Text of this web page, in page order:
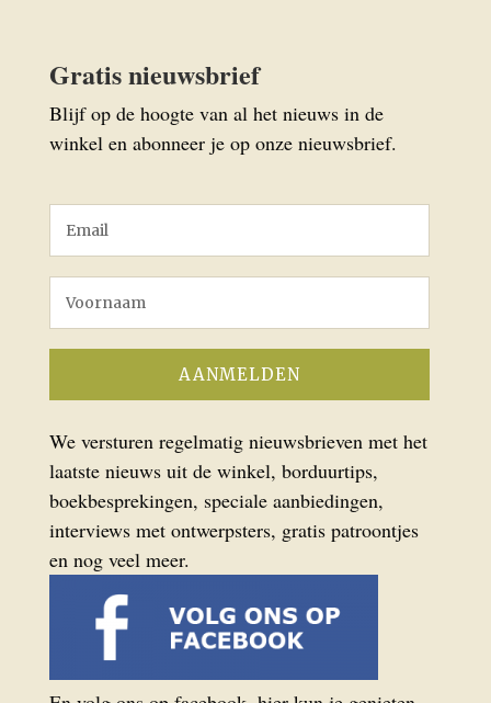
Gratis nieuwsbrief
Blijf op de hoogte van al het nieuws in de
winkel en abonneer je op onze nieuwsbrief.
We versturen regelmatig nieuwsbrieven met het
laatste nieuws uit de winkel, borduurtips,
boekbesprekingen, speciale aanbiedingen,
interviews met ontwerpsters, gratis patroontjes
en nog veel meer.